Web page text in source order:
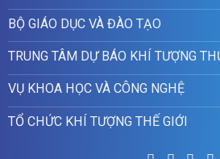
BỘ GIÁO DỤC VÀ ĐÀO TẠO
TRUNG TÂM DỰ BÁO KHÍ TƯỢNG
VỤ KHOA HỌC VÀ CÔNG NGHỆ
TỔ CHỨC KHÍ TƯỢNG THẾ GIỚI